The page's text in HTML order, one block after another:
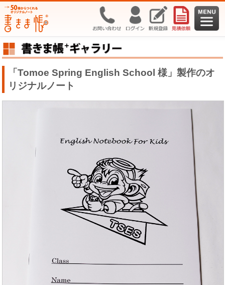
「Tomoe Spring English School 様」製作のオ
リジナルノート